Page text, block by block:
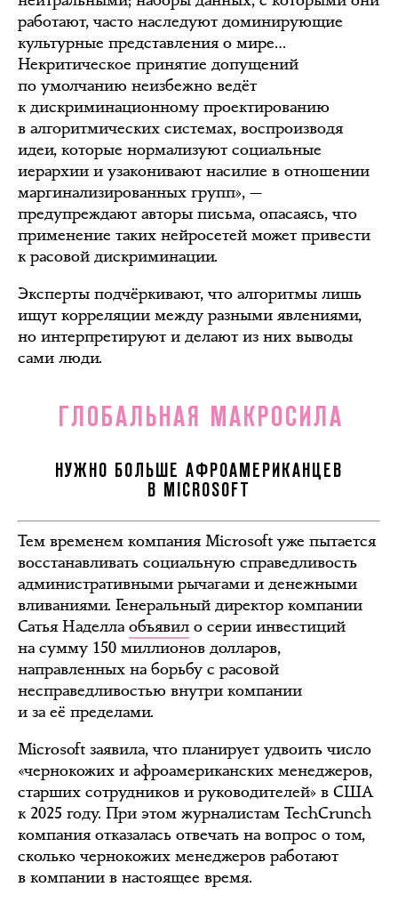
работают, часто наследуют доминирующие
культурные представления о мире…
Некритическое принятие допущений
по умолчанию неизбежно ведёт
к дискриминационному проектированию
в алгоритмических системах, воспроизводя
идеи, которые нормализуют социальные
иерархии и узаконивают насилие в отношении
маргинализированных групп», —
предупреждают авторы письма, опасаясь, что
применение таких нейросетей может привести
к расовой дискриминации.
Эксперты подчёркивают, что алгоритмы лишь
ищут корреляции между разными явлениями,
но интерпретируют и делают из них выводы
сами люди.
ГЛОБАЛЬНАЯ МАКРОСИЛА
НУЖНО БОЛЬШЕ АФРОАМЕРИКАНЦЕВ
В MICROSOFT
Тем временем компания Microsoft уже пытается
восстанавливать социальную справедливость
административными рычагами и денежными
вливаниями. Генеральный директор компании
Сатья Наделла объявил о серии инвестиций
на сумму 150 миллионов долларов,
направленных на борьбу с расовой
несправедливостью внутри компании
и за её пределами.
Microsoft заявила, что планирует удвоить число
«чернокожих и афроамериканских менеджеров,
старших сотрудников и руководителей» в США
к 2025 году. При этом журналистам TechCrunch
компания отказалась отвечать на вопрос о том,
сколько чернокожих менеджеров работают
в компании в настоящее время.